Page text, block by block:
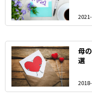
母
選